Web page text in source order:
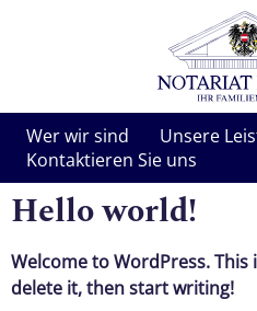
Wer wir sind
Unsere
Kontaktieren Sie uns
Hello world!
Welcome to WordPress.
delete it, then start writing!